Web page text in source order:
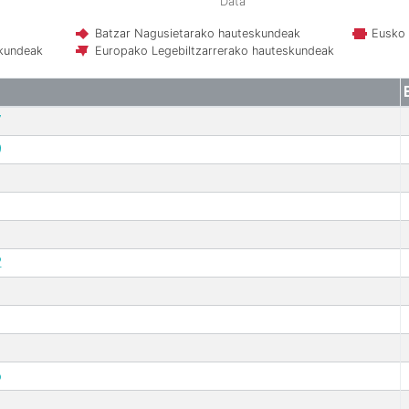
Batzar Nagusietarako hauteskundeak
Europako Legebiltzarrerako hauteskundeak